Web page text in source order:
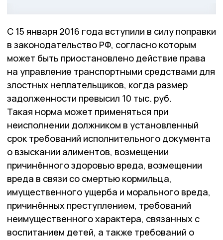
С 15 января 2016 года вступили в силу поправки
в законодательство РФ, согласно которым
может быть приостановлено действие права
на управление транспортными средствами для
злостных неплательщиков, когда размер
задолженности превысил 10 тыс. руб.
Такая норма может применяться при
неисполнении должником в установленный
срок требований исполнительного документа
о взыскании алиментов, возмещении
причинённого здоровью вреда, возмещении
вреда в связи со смертью кормильца,
имущественного ущерба и морального вреда,
причинённых преступлением, требований
неимущественного характера, связанных с
воспитанием детей, а также требований о